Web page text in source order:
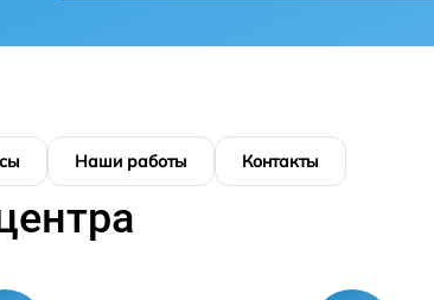
Наши работы Контакты